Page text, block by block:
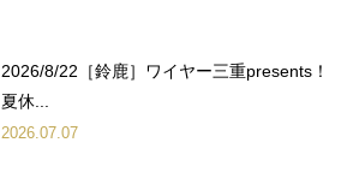
2026/8/22［鈴鹿］ワイヤー三重presents！
夏休...
2026.07.07